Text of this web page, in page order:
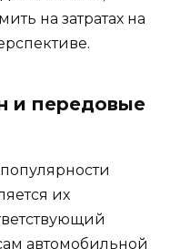
на затратах на
и передовые
их
автомобильной